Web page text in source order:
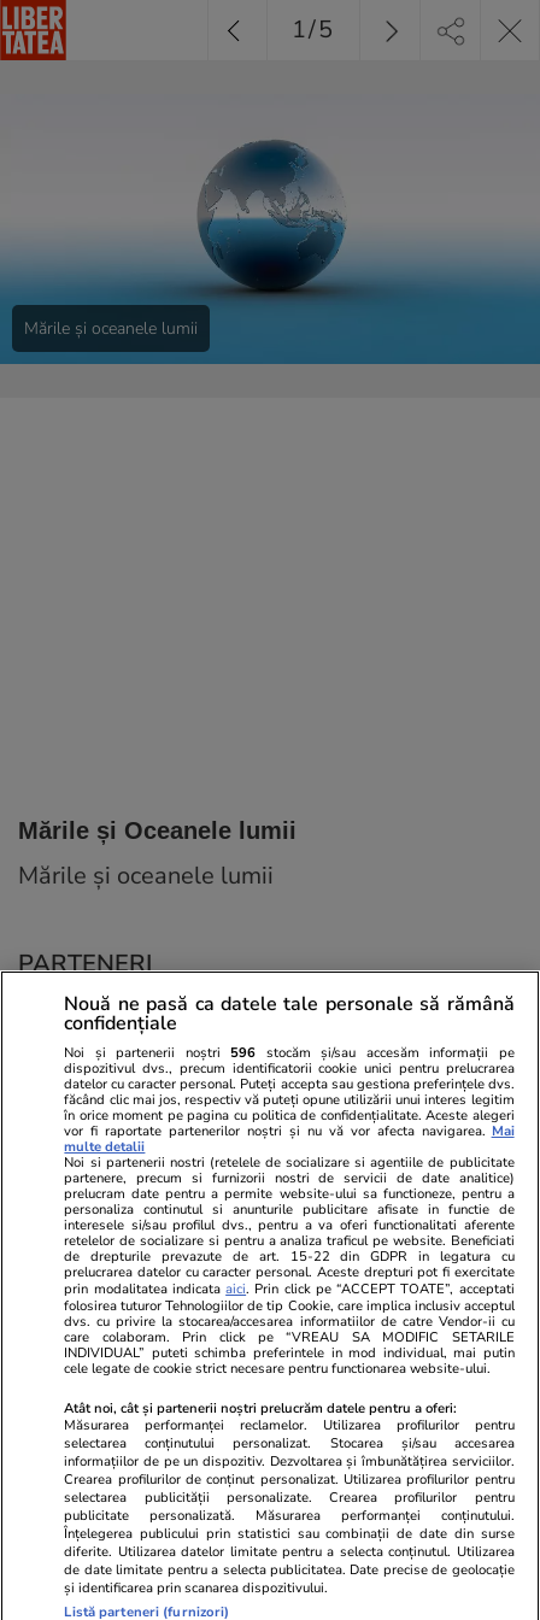
Mările și oceanele lumii
Mările și Oceanele lumii
Mările și oceanele lumii
1/5
PARTENERI
Viva.ro
Ultima oră! Ce răsturnare de situație în acest
moment și ce cuvinte! Traian Băsescu: ”Ilie
Bolojan a...”
Unica.ro
Nu și ei! S-au
căsnicie! Cei doi
secret. Nimeni
motiv al
© 2026 Ringier Romania. Toate drepturile rezervate
Actualizare preferințe cookies
Nouă ne pasă ca datele tale personale să rămână
confidențiale
Noi și partenerii noștri 596 stocăm și/sau accesăm informații pe
dispozitivul dvs., precum identificatorii cookie unici pentru prelucrarea
datelor cu caracter personal. Puteți accepta sau gestiona preferințele dvs.
făcând clic mai jos, respectiv vă puteți opune utilizării unui interes legitim
în orice moment pe pagina cu politica de confidențialitate. Aceste alegeri
vor fi raportate partenerilor noștri și nu vă vor afecta navigarea. Mai
multe detalii
Noi si partenerii nostri (retelele de socializare si agentiile de publicitate
partenere, precum si furnizorii nostri de servicii de date analitice)
prelucram date pentru a permite website-ului sa functioneze, pentru a
personaliza continutul si anunturile publicitare afisate in functie de
interesele si/sau profilul dvs., pentru a va oferi functionalitati aferente
retelelor de socializare si pentru a analiza traficul pe website. Beneficiati
de drepturile prevazute de art. 15-22 din GDPR in legatura cu
prelucrarea datelor cu caracter personal. Aceste drepturi pot fi exercitate
prin modalitatea indicataaici. Prin click pe “ACCEPT TOATE”, acceptati
folosirea tuturor Tehnologiilor de tip Cookie, care implica inclusiv acceptul
dvs. cu privire la stocarea/accesarea informatiilor de catre Vendor-ii cu
care colaboram. Prin click pe “VREAU SA MODIFIC SETARILE
INDIVIDUAL” puteti schimba preferintele in mod individual, mai putin
cele legate de cookie strict necesare pentru functionarea website-ului.
Atât noi, cât și partenerii noștri prelucrăm datele pentru a oferi:
Măsurarea performanței reclamelor. Utilizarea profilurilor pentru
selectarea conținutului personalizat. Stocarea și/sau accesarea
informațiilor de pe un dispozitiv. Dezvoltarea și îmbunătățirea serviciilor.
Crearea profilurilor de conținut personalizat. Utilizarea profilurilor pentru
selectarea publicității personalizate. Crearea profilurilor pentru
publicitate personalizată. Măsurarea performanței conținutului.
Înțelegerea publicului prin statistici sau combinații de date din surse
diferite. Utilizarea datelor limitate pentru a selecta conținutul. Utilizarea
de date limitate pentru a selecta publicitatea. Date precise de geolocație
și identificarea prin scanarea dispozitivului.
Listă parteneri (furnizori)